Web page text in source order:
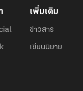
เพิ่มเติม
ข่าวสาร
เขียนนิยาย